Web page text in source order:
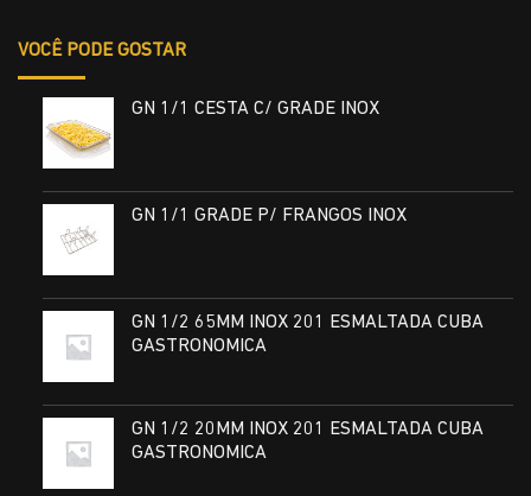
VOCÊ PODE GOSTAR
GN 1/1 CESTA C/ GRADE INOX
GN 1/1 GRADE P/ FRANGOS INOX
GN 1/2 65MM INOX 201 ESMALTADA CUBA
GASTRONOMICA
GN 1/2 20MM INOX 201 ESMALTADA CUBA
GASTRONOMICA